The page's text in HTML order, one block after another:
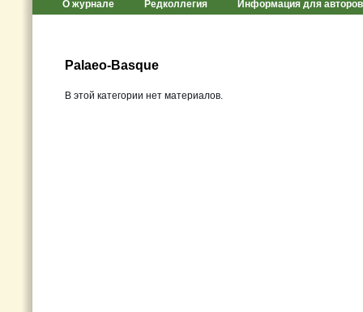
О журнале Редколлегия Информация для авторов
Palaeo-Basque
В этой категории нет материалов.